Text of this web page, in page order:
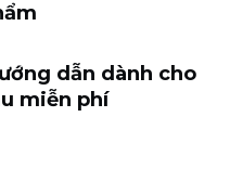
dẫn dành cho
miễn phí